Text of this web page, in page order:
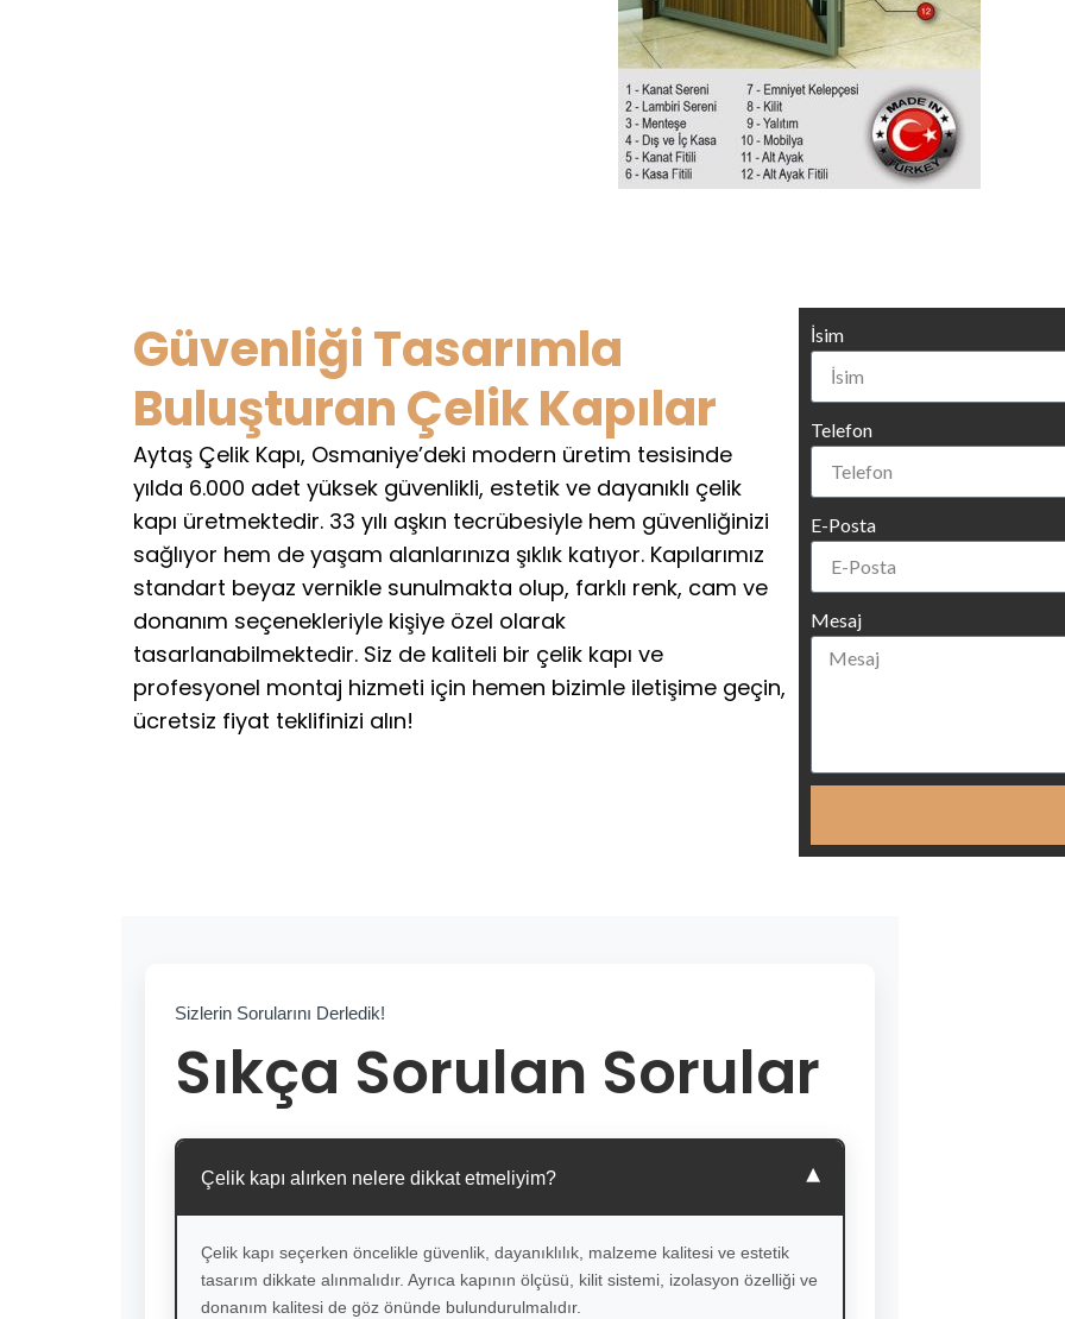
Güvenliği Tasarımla
Buluşturan Çelik Kapılar
Aytaş Çelik Kapı, Osmaniye’deki modern üretim tesisinde
yılda 6.000 adet yüksek güvenlikli, estetik ve dayanıklı çelik
kapı üretmektedir. 33 yılı aşkın tecrübesiyle hem güvenliğinizi
sağlıyor hem de yaşam alanlarınıza şıklık katıyor. Kapılarımız
standart beyaz vernikle sunulmakta olup, farklı renk, cam ve
donanım seçenekleriyle kişiye özel olarak
tasarlanabilmektedir. Siz de kaliteli bir çelik kapı ve
profesyonel montaj hizmeti için hemen bizimle iletişime geçin,
ücretsiz fiyat teklifinizi alın!
İsim
Telefon
E-Posta
Mesaj
Sizlerin Sorularını Derledik!
Sıkça Sorulan Sorular
Çelik kapı alırken nelere dikkat etmeliyim? ▾
Çelik kapı seçerken öncelikle güvenlik, dayanıklılık, malzeme kalitesi ve estetik
tasarım dikkate alınmalıdır. Ayrıca kapının ölçüsü, kilit sistemi, izolasyon özelliği ve
donanım kalitesi de göz önünde bulundurulmalıdır.